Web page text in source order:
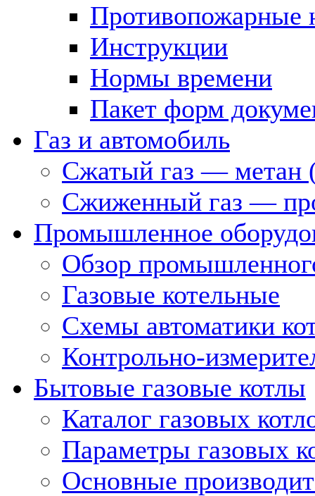
Противопожарные
Инструкции
Нормы времени
Пакет форм
Газ и автомобиль
Сжатый газ — метан
Сжиженный газ —
Промышленное
Обзор
Газовые котельные
Схемы автоматики
Контрольно-
Бытовые газовые котлы
Каталог газовых
Параметры газовых
Основные